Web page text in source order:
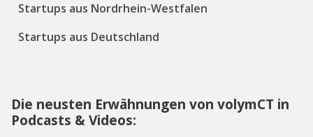
Startups aus Nordrhein-Westfalen
Startups aus Deutschland
Die neusten Erwähnungen von volymCT in
Podcasts & Videos: